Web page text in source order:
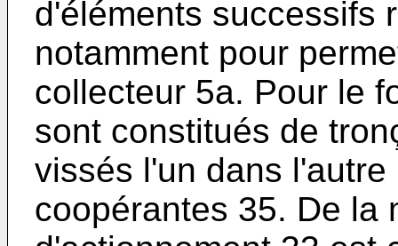
d'éléments successifs
notamment pour
collecteur 5a. Pour le
sont constitués de
vissés l'un dans
coopérantes 35. De la